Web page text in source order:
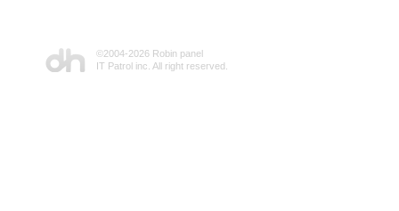
©2004-2026 Robin panel
IT Patrol inc. All right reserved.